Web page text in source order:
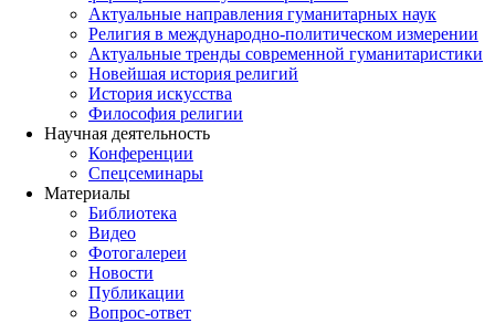
Актуальные направления гуманитарных наук
Религия в международно-политическом измерении
Актуальные тренды современной гуманитаристики
Новейшая история религий
История искусства
Философия религии
Научная деятельность
Конференции
Спецсеминары
Материалы
Библиотека
Видео
Фотогалереи
Новости
Публикации
Вопрос-ответ